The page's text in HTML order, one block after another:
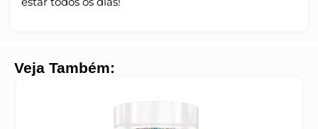
Veja Também: